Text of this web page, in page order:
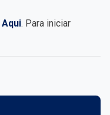
Aqui. Para iniciar